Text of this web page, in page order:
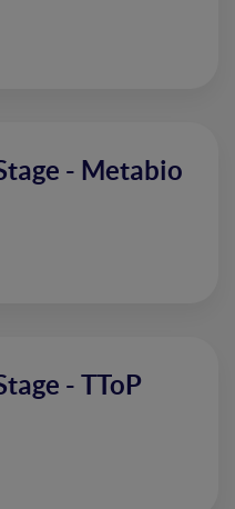
- Metabio
- TToP